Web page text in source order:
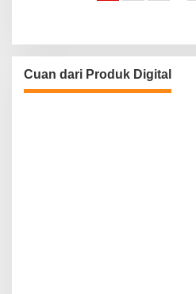
Cuan dari Produk Digital